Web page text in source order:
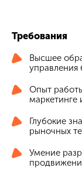
Требования
Высшее
Опыт
маркетинге
Глубокие
рыночных
Умение